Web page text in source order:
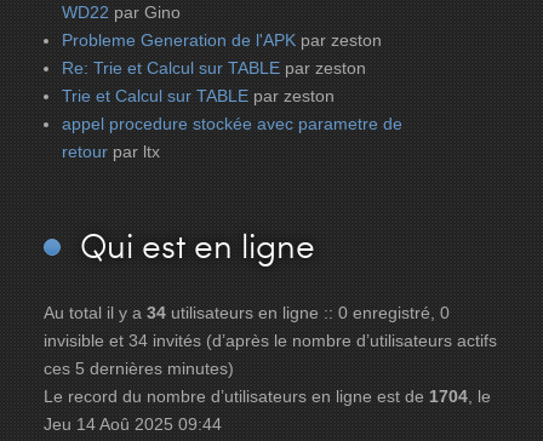
WD22 par Gino
Probleme Generation de l'APK par zeston
Re: Trie et Calcul sur TABLE par zeston
Trie et Calcul sur TABLE par zeston
appel procedure stockée avec parametre de
retour par ltx
Qui est en ligne
Au total il y a34 utilisateurs en ligne :: 0 enregistré, 0
invisible et 34 invités (d’après le nombre d’utilisateurs actifs
ces 5 dernières minutes)
Le record du nombre d’utilisateurs en ligne est de 1704 , le
Jeu 14 Aoû 2025 09:44